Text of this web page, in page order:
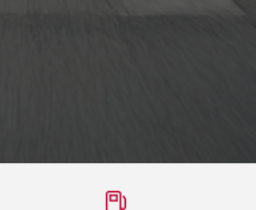
nuevos
usados